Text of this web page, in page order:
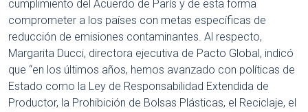
cumplimiento del Acuerdo de París y de esta forma
comprometer a los países con metas específicas de
reducción de emisiones contaminantes. Al respecto,
Margarita Ducci, directora ejecutiva de Pacto Global, indicó
que “en los últimos años, hemos avanzado con políticas de
Estado como la Ley de Responsabilidad Extendida de
Productor, la Prohibición de Bolsas Plásticas, el Reciclaje, el